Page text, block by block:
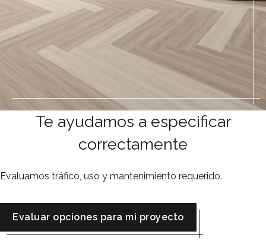
Te ayudamos a especificar
correctamente
Evaluamos tráfico, uso y mantenimiento requerido.
evaluar opciones para mi proyecto